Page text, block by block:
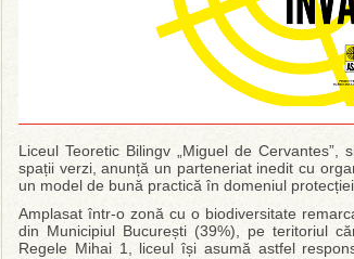
Liceul Teoretic Bilingv „Miguel de
spații verzi, anunță un parteneriat inedit cu
un model de bună practică în domeniul protecției
Amplasat într-o zonă cu o biodiversitate
din Municipiul București (39%), pe teritoriul
Regele Mihai 1, liceul își asumă astfel